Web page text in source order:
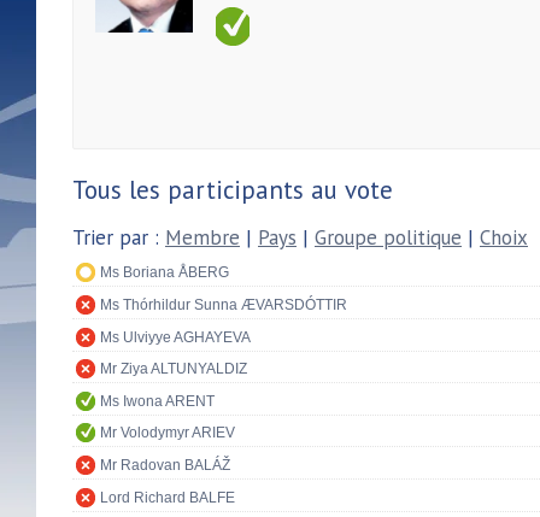
Tous les participants au vote
Trier par : Membre | Pays | Groupe politique | Choix
Ms Boriana ÅBERG
Ms Thórhildur Sunna ÆVARSDÓTTIR
Ms Ulviyye AGHAYEVA
Mr Ziya ALTUNYALDIZ
Ms Iwona ARENT
Mr Volodymyr ARIEV
Mr Radovan BALÁŽ
Lord Richard BALFE